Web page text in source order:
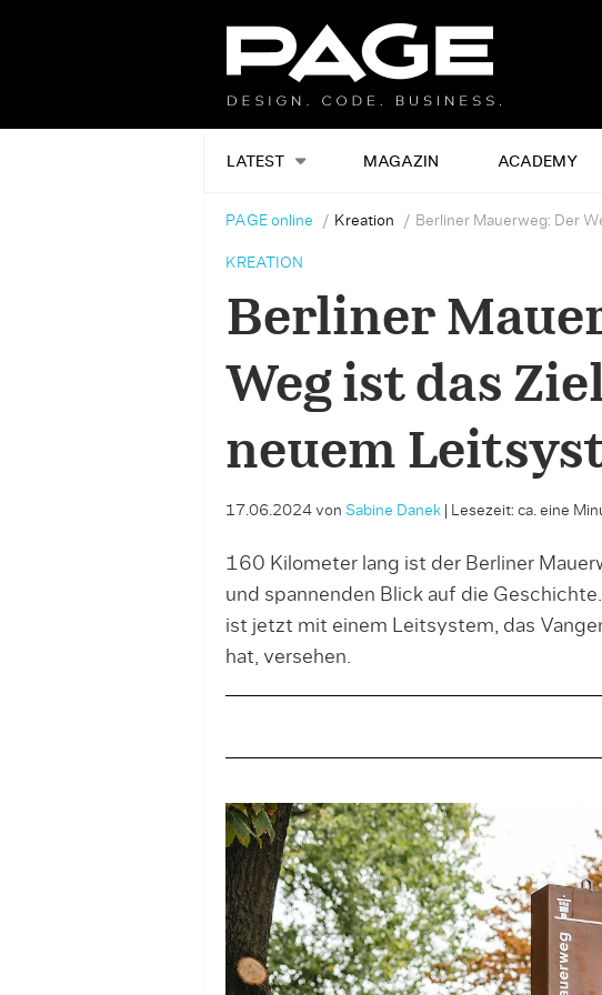
LATEST MAGAZIN ACADEMY
PAGE online Kreation Berliner Mauerweg: Der
KREATION
Berliner
Weg ist das
neuem
17.06.2024 von Sabine Danek| Lesezeit: ca. eine
160 Kilometer lang ist der Berliner
und spannenden Blick auf die
ist jetzt mit einem Leitsystem, das
hat, versehen.